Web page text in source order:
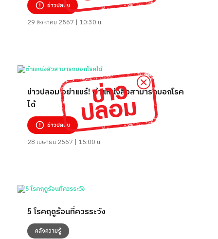
ข่าวปลอม
29 สิงหาคม 2567 | 10:30 น.
ข่าวปลอม อย่าแชร์! ตำแหน่งสิวสามารถบอกโรค
ได้
ข่าวปลอม
28 เมษายน 2567 | 15:00 น.
5 โรคฤดูร้อนที่ควรระวัง
คลังความรู้